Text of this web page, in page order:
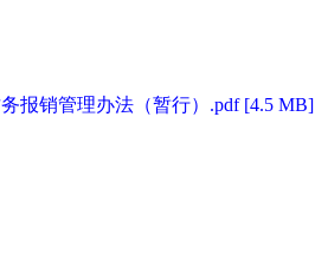
报销管理办法（暂行）.pdf [4.5 MB]